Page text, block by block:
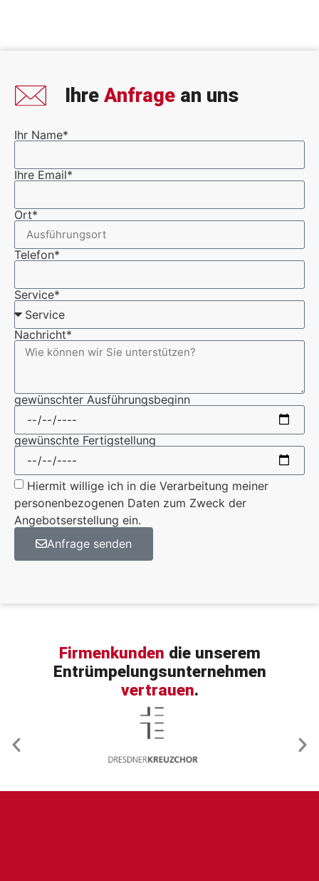
Ihre Anfragean uns
Ihr Name*
Ihre Email*
Ort*
Telefon*
Service*
Nachricht*
gewünschter Ausführungsbeginn
gewünschte Fertigstellung
Hiermit willige ich in die Verarbeitung meiner
personenbezogenen Daten zum Zweck der
Angebotserstellung ein.
Anfrage senden
Firmenkunden die unserem
Entrümpelungsunternehmen
vertrauen.